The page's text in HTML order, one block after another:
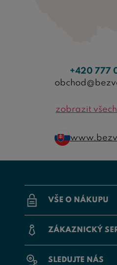
VŠE O NÁKUPU
ZÁKAZNICKÝ
SLEDUJTE NÁS
+420 777
zobrazit